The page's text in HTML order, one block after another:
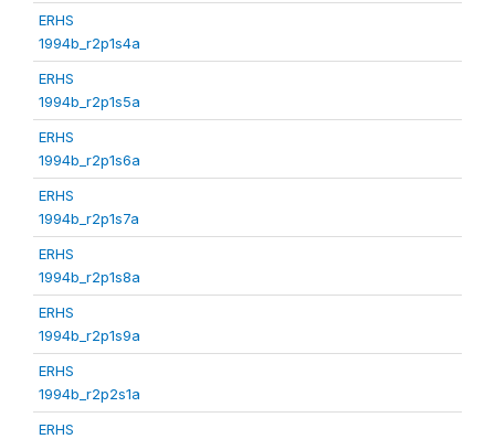
ERHS
1994b_r2p1s4a
ERHS
1994b_r2p1s5a
ERHS
1994b_r2p1s6a
ERHS
1994b_r2p1s7a
ERHS
1994b_r2p1s8a
ERHS
1994b_r2p1s9a
ERHS
1994b_r2p2s1a
ERHS